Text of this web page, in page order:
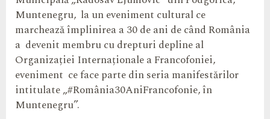
Muntenegru, la un eveniment cultural ce
marchează împlinirea a 30 de ani de când România
a devenit membru cu drepturi depline al
Organizației Internaționale a Francofoniei,
eveniment ce face parte din seria manifestărilor
intitulate „#România30AniFrancofonie, în
Muntenegru”.